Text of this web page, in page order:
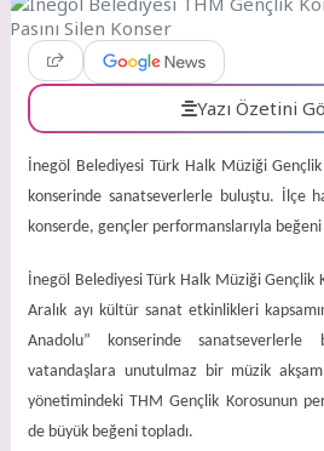
Yazı Özetini
İnegöl Belediyesi Türk Halk Müziği
konserinde sanatseverlerle buluştu. İlçe
konserde, gençler performanslarıyla beğeni
İnegöl Belediyesi Türk Halk Müziği Gençlik
Aralık ayı kültür sanat etkinlikleri
Anadolu” konserinde sanatseverlerle
vatandaşlara unutulmaz bir müzik
yönetimindeki THM Gençlik Korosunun
de büyük beğeni topladı.